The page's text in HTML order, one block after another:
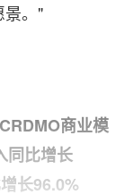
景。"
CRDMO商业模
同比增长
长96.0%